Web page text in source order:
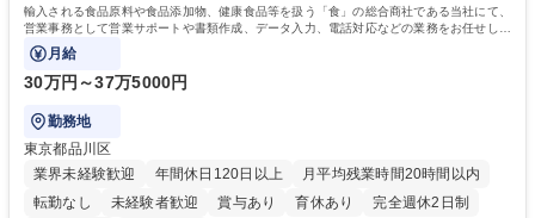
輸入される食品原料や食品添加物、健康食品等を扱う「食」の総合商社である当社にて、
営業事務として営業サポートや書類作成、データ入力、電話対応などの業務をお任せしま
す。
月給
30万円～37万5000円
勤務地
東京都品川区
業界未経験歓迎
年間休日120日以上
月平均残業時間20時間以内
転勤なし
未経験者歓迎 賞与あり 育休あり
完全週休2日制